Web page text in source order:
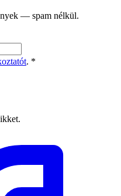
— spam nélkül.
. *